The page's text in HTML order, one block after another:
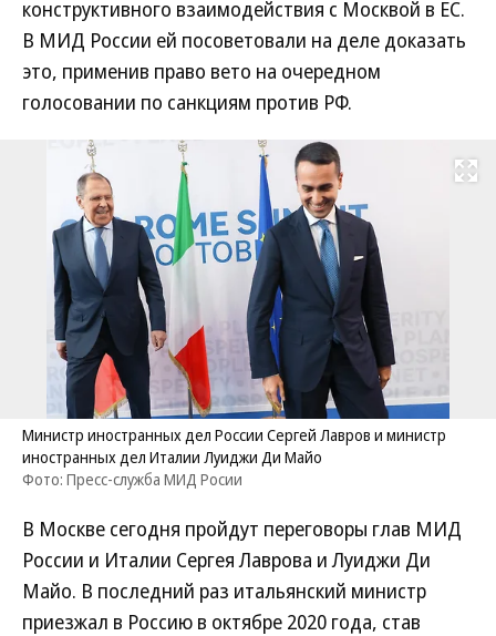
конструктивного взаимодействия с Москвой в ЕС.
В МИД России ей посоветовали на деле доказать
это, применив право вето на очередном
голосовании по санкциям против РФ.
Развернуть
Министр иностранных дел России Сергей Лавров и министр
иностранных дел Италии Луиджи Ди Майо
Фото: Пресс-служба МИД Росии
В Москве сегодня пройдут переговоры глав МИД
России и Италии Сергея Лаврова и Луиджи Ди
Майо. В последний раз итальянский министр
приезжал в Россию в октябре 2020 года, став